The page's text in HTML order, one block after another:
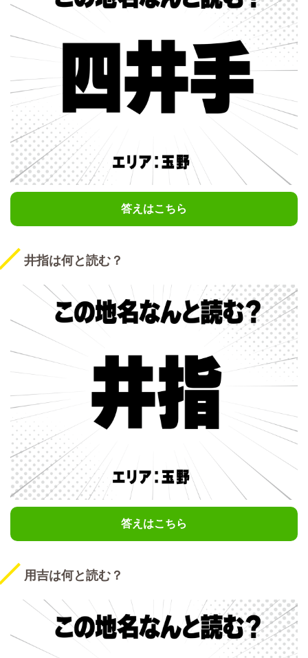
答えはこちら
井指は何と読む？
答えはこちら
用吉は何と読む？